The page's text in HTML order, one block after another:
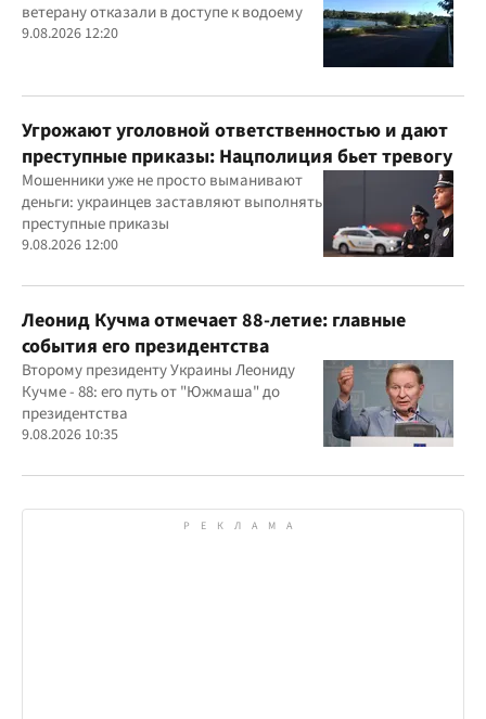
ветерану отказали в доступе к водоему
9.08.2026 12:20
Угрожают уголовной ответственностью и дают
преступные приказы: Нацполиция бьет тревогу
Мошенники уже не просто выманивают
деньги: украинцев заставляют выполнять
преступные приказы
9.08.2026 12:00
Леонид Кучма отмечает 88-летие: главные
события его президентства
Второму президенту Украины Леониду
Кучме - 88: его путь от "Южмаша" до
президентства
9.08.2026 10:35